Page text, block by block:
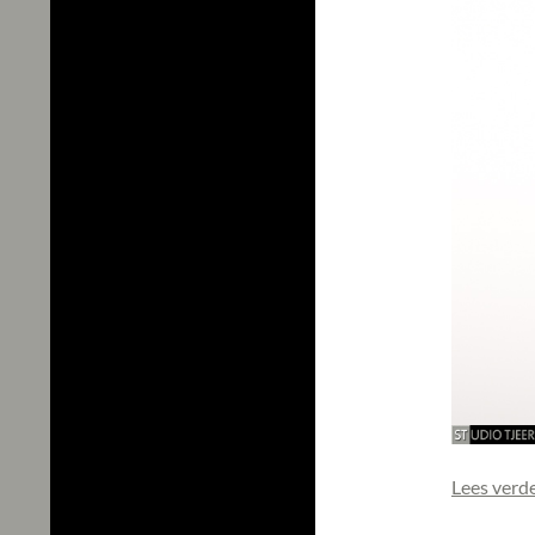
Lees